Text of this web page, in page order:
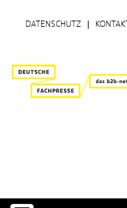
KONTAKT
DATENSCHUTZ